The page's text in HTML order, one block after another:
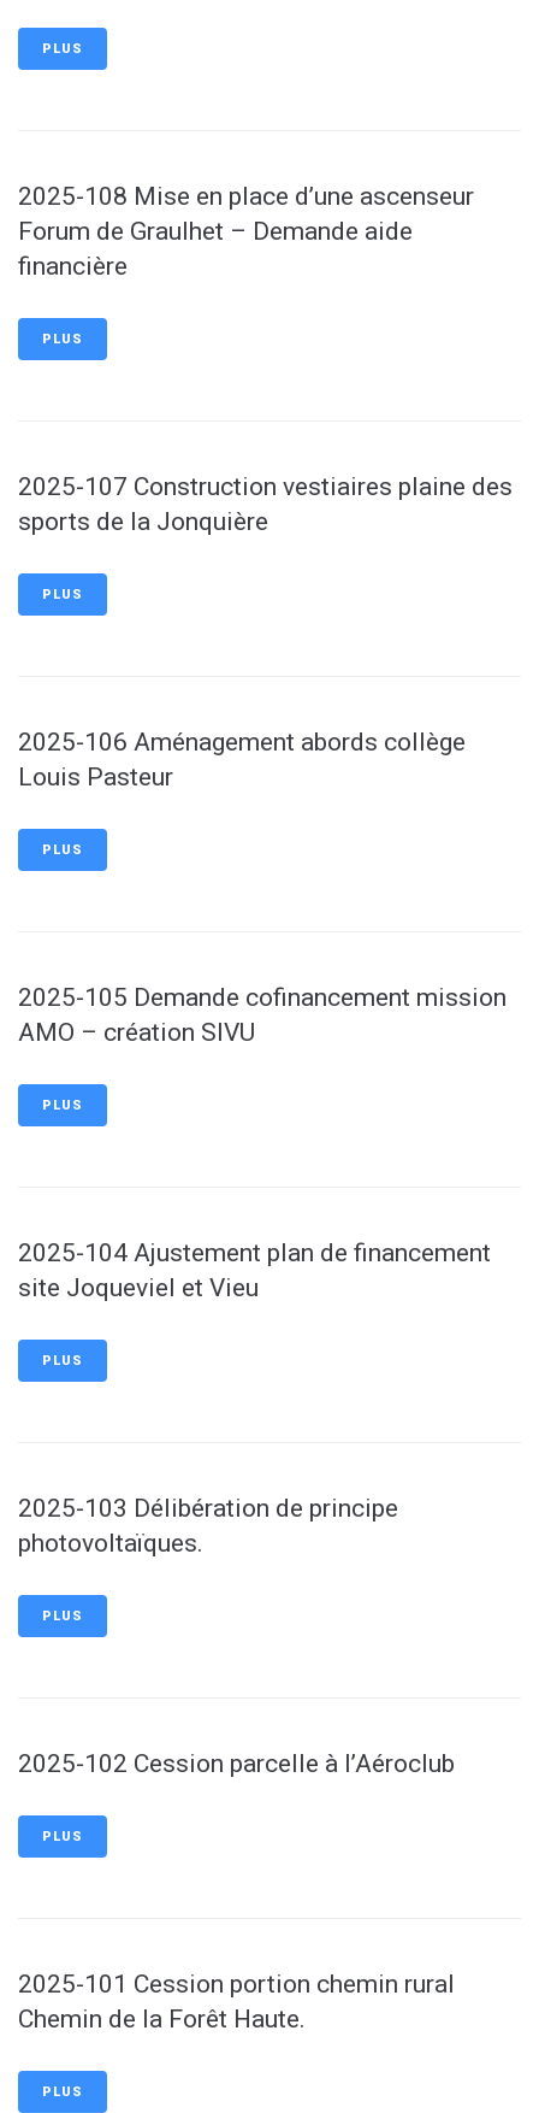
PLUS
2025-108 Mise en place d’une ascenseur
Forum de Graulhet – Demande aide
financière
PLUS
2025-107 Construction vestiaires plaine des
sports de la Jonquière
PLUS
2025-106 Aménagement abords collège
Louis Pasteur
PLUS
2025-105 Demande cofinancement mission
AMO – création SIVU
PLUS
2025-104 Ajustement plan de financement
site Joqueviel et Vieu
PLUS
2025-103 Délibération de principe
photovoltaïques.
PLUS
2025-102 Cession parcelle à l’Aéroclub
PLUS
2025-101 Cession portion chemin rural
Chemin de la Forêt Haute.
PLUS